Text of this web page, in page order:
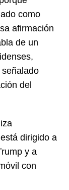
como
afirmación
de un
del
dirigido a
y a
con